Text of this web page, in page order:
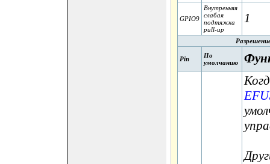
GPIO9
Внутренняя
слабая
подтяжка
pull-up
1
Pin
По
умолчанию